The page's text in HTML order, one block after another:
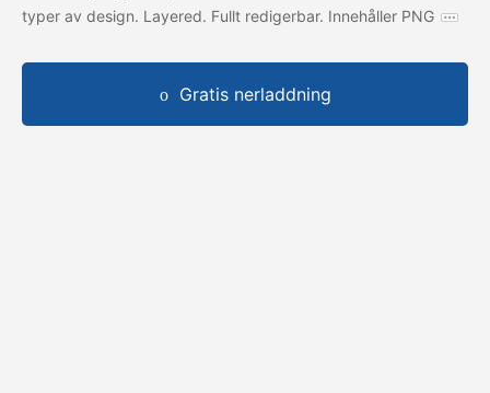
typer av design. Layered. Fullt redigerbar. Innehåller PNG
Gratis nerladdning